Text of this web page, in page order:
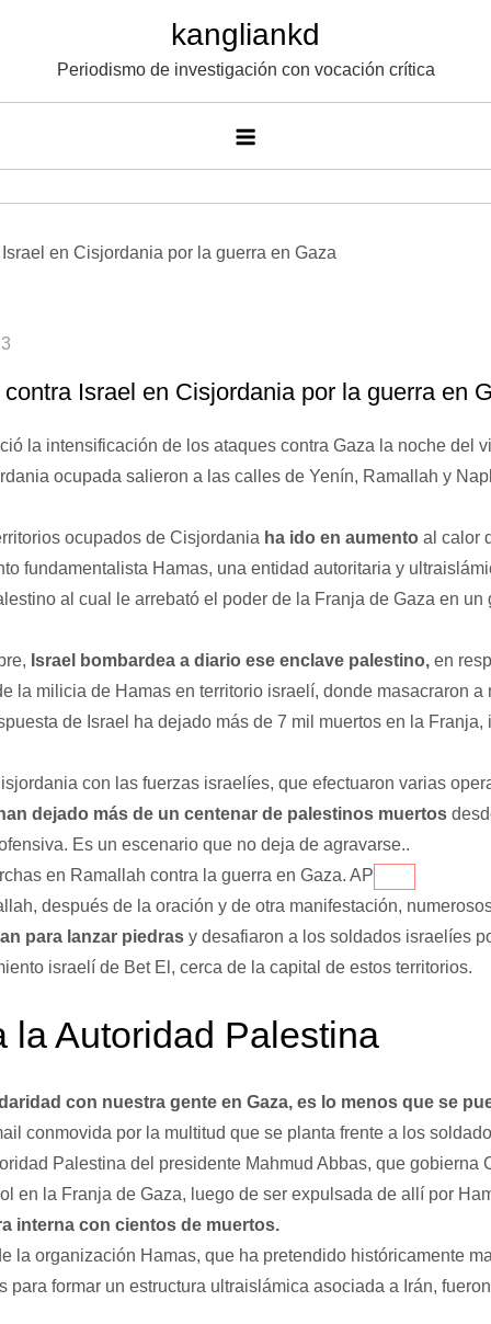
contenido
kangliankd
Periodismo de investigación con vocación crítica
Israel en Cisjordania por la guerra en
la intensificación de los ataques contra Gaza la noche del
ocupada salieron a las calles de Yenín, Ramallah y
ocupados de Cisjordania ha ido en aumento al calor
fundamentalista Hamas, una entidad autoritaria y
al cual le arrebató el poder de la Franja de Gaza en un
Israel bombardea a diario ese enclave palestino, en
la milicia de Hamas en territorio israelí, donde masacraron a
de Israel ha dejado más de 7 mil muertos en la Franja,
con las fuerzas israelíes, que efectuaron varias
dejado más de un centenar de palestinos muertos
Es un escenario que no deja de agravarse..
en Ramallah contra la guerra en Gaza. AP
después de la oración y de otra manifestación,
para lanzar piedras y desafiaron a los soldados israelíes
israelí de Bet El, cerca de la capital de estos territorios.
la Autoridad Palestina
con nuestra gente en Gaza, es lo menos que se
conmovida por la multitud que se planta frente a los
Palestina del presidente Mahmud Abbas, que gobierna
en la Franja de Gaza, luego de ser expulsada de allí por
interna con cientos de muertos.
la organización Hamas, que ha pretendido históricamente
para formar un estructura ultraislámica asociada a Irán,